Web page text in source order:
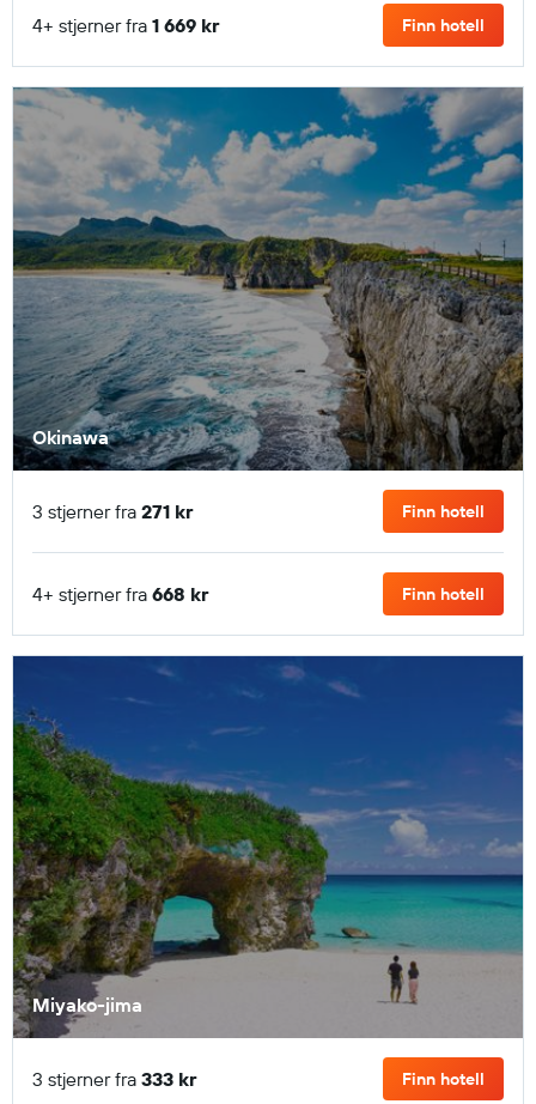
4+ stjerner fra 1 669 kr Finn hotell
Okinawa
3 stjerner fra 271 kr Finn hotell
4+ stjerner fra 668 kr Finn hotell
Miyako-jima
3 stjerner fra 333 kr Finn hotell